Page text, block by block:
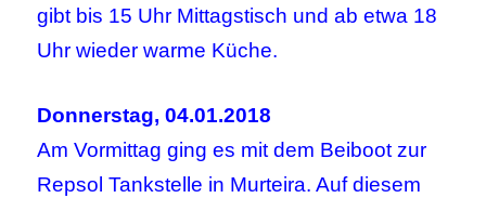
gibt bis 15 Uhr Mittagstisch und ab etwa 18
Uhr wieder warme Küche.
Donnerstag, 04.01.2018
Am Vormittag ging es mit dem Beiboot zur
Repsol Tankstelle in Murteira. Auf diesem